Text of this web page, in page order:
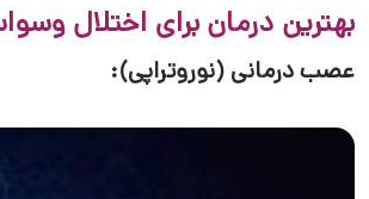
بهترین درمان برای اختلال
عصب درمانی (نوروتراپی):